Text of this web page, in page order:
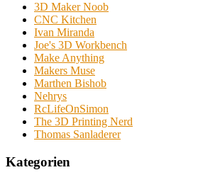
3D Maker Noob
CNC Kitchen
Ivan Miranda
Joe's 3D Workbench
Make Anything
Makers Muse
Marthen Bishob
Nehrys
RcLifeOnSimon
The 3D Printing Nerd
Thomas Sanladerer
Kategorien